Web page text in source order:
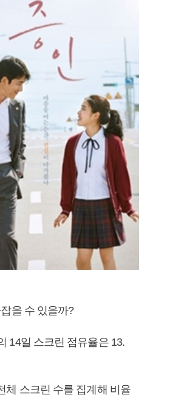
잡을 수 있을까?
14일 스크린 점유율은 13.
체 스크린 수를 집계해 비율